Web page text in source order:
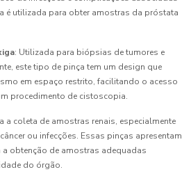
é utilizada para obter amostras da próstata
: Utilizada para biópsias de tumores e
este tipo de pinça tem um design que
em espaço restrito, facilitando o acesso
procedimento de cistoscopia.
a coleta de amostras renais, especialmente
ou infecções. Essas pinças apresentam
a obtenção de amostras adequadas
do órgão.